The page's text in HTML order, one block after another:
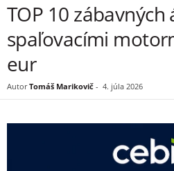
TOP 10 zábavných
spaľovacími
eur
Autor Tomáš Marikovič - 4. júla 2026